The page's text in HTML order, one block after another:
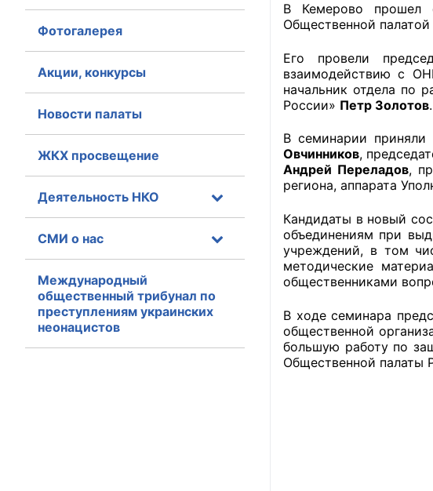
Главная
Общественные советы
Общественные советы
Общественные советы
оказания услуг
Структура Палаты
Комиссии
Экспертный совет ОП КО
Совет ОП КО
В Кемерово прошел
Общественной
Его провели
взаимодействию с
начальник отдела по
России» Петр Золотов.
В семинарии приняли
Овчинников,
Андрей Переладов,
региона, аппарата
Кандидаты в новый
объединениям при
учреждений, в том
методические
общественниками
В ходе семинара
общественной
большую работу по
Общественной палаты
Фотогалерея
Акции, конкурсы
Новости палаты
ЖКХ просвещение
Деятельность НКО
СМИ о нас
Международный
общественный трибунал по
преступлениям украинских
неонацистов